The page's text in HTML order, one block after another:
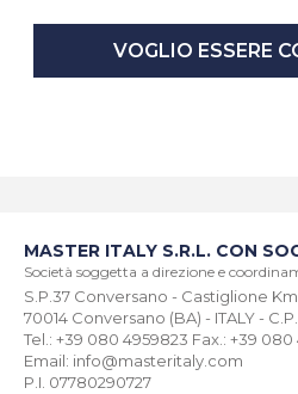
VOGLIO ESSERE
MASTER ITALY S.R.L. CON
Società soggetta a direzione e
S.P.37 Conversano - Castiglione
70014 Conversano (BA) - ITALY - C.P.
Tel.: +39 080 4959823 Fax.: +39
Email: info@masteritaly.com
P.I. 07780290727